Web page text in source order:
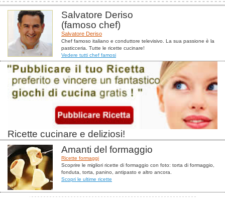
Salvatore Deriso
(famoso chef)
Salvatore Deriso
Chef famoso italiano e conduttore televisivo. La sua passione è la
pasticceria. Tutte le ricette cucinare!
Vedere tutti chef famosi
Ricette cucinare e deliziosi!
Amanti del formaggio
Ricette formaggi
Scoprire le migliori ricette di formaggio con foto: torta di formaggio,
fonduta, torta, panino, antipasto e altro ancora.
Scopri le ultime ricette